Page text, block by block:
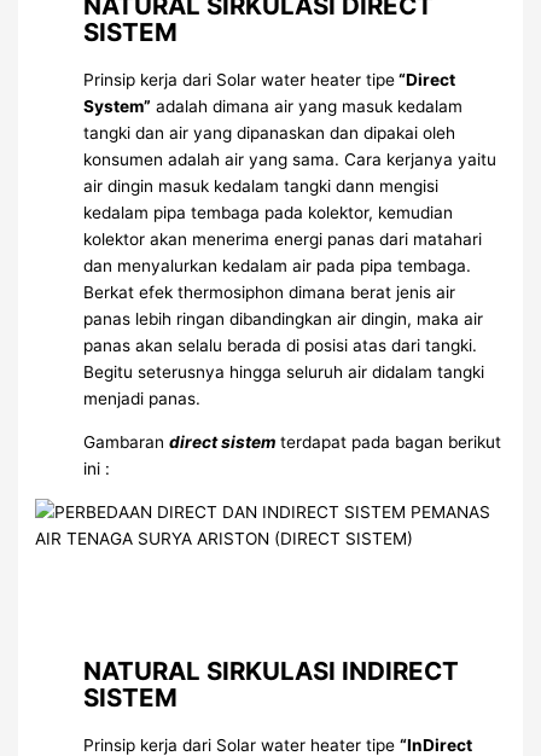
SISTEM
Prinsip kerja dari Solar water heater tipe“Direct
System” adalah dimana air yang masuk kedalam
tangki dan air yang dipanaskan dan dipakai oleh
konsumen adalah air yang sama. Cara kerjanya yaitu
air dingin masuk kedalam tangki dann mengisi
kedalam pipa tembaga pada kolektor, kemudian
kolektor akan menerima energi panas dari matahari
dan menyalurkan kedalam air pada pipa tembaga.
Berkat efek thermosiphon dimana berat jenis air
panas lebih ringan dibandingkan air dingin, maka air
panas akan selalu berada di posisi atas dari tangki.
Begitu seterusnya hingga seluruh air didalam tangki
menjadi panas.
Gambarandirect sistem terdapat pada bagan berikut
ini :
NATURAL SIRKULASI INDIRECT
SISTEM
Prinsip kerja dari Solar water heater tipe“InDirect